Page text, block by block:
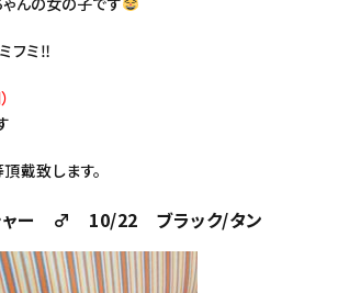
フミ‼
戴致します。
ャー ♂ 10/22 ブラック/タン